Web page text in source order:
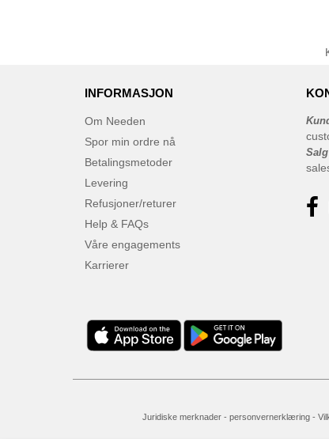
INFORMASJON
Om Needen
Spor min ordre nå
Betalingsmetoder
Levering
Refusjoner/returer
Help & FAQs
Våre engagements
Karrierer
Salg
Juridiske merknader- personvernerklæring-